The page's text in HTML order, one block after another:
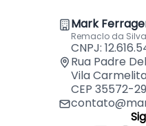
Mark
Remaclo da Silva
CNPJ:
Rua Padre
Vila
CEP 35572-